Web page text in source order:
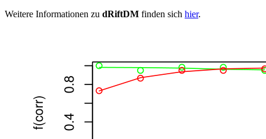
Weitere Informationen zu dRiftDM finden sich hier.